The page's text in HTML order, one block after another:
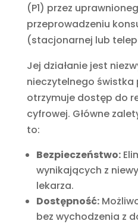
(P1) przez
przeprowadzeniu
(stacjonarnej lub
Jej działanie jest
nieczytelnego
otrzymuje dostęp do
cyfrowej. Główne
to:
Bezpieczeństwo:
wynikających z
lekarza.
Dostępność:
bez wychodzenia z